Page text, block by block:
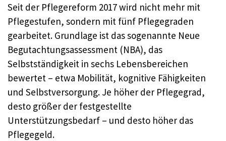
Seit der Pflegereform 2017 wird nicht mehr mit
Pflegestufen, sondern mit fünf Pflegegraden
gearbeitet. Grundlage ist das sogenannte Neue
Begutachtungsassessment (NBA), das
Selbstständigkeit in sechs Lebensbereichen
bewertet – etwa Mobilität, kognitive Fähigkeiten
und Selbstversorgung. Je höher der Pflegegrad,
desto größer der festgestellte
Unterstützungsbedarf – und desto höher das
Pflegegeld.